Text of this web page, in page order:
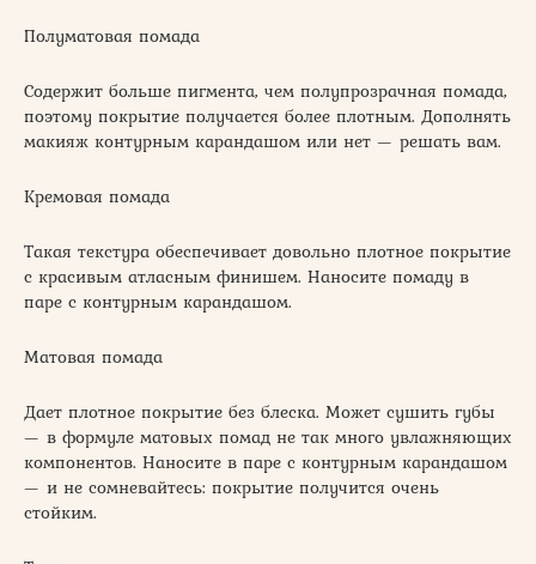
Полуматовая помада
Содержит больше пигмента, чем полупрозрачная помада,
поэтому покрытие получается более плотным. Дополнять
макияж контурным карандашом или нет — решать вам.
Кремовая помада
Такая текстура обеспечивает довольно плотное покрытие
с красивым атласным финишем. Наносите помаду в
паре с контурным карандашом.
Матовая помада
Дает плотное покрытие без блеска. Может сушить губы
— в формуле матовых помад не так много увлажняющих
компонентов. Наносите в паре с контурным карандашом
— и не сомневайтесь: покрытие получится очень
стойким.